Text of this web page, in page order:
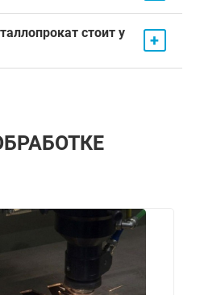
стоит у
+